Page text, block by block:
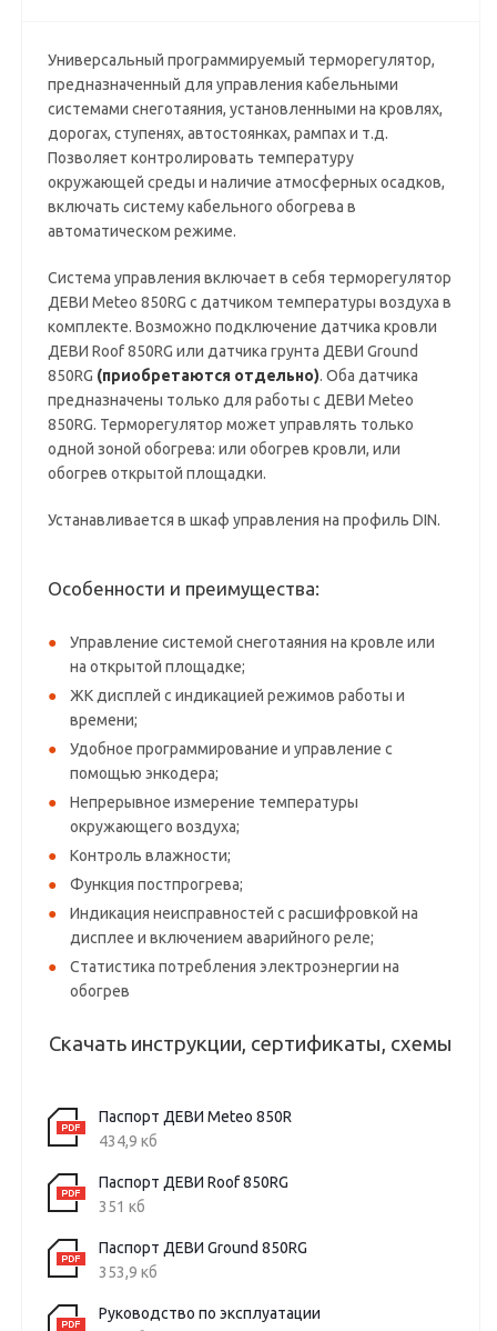
Универсальный программируемый терморегулятор,
предназначенный для управления кабельными
системами снеготаяния, установленными на кровлях,
дорогах, ступенях, автостоянках, рампах и т.д.
Позволяет контролировать температуру
окружающей среды и наличие атмосферных осадков,
включать систему кабельного обогрева в
автоматическом режиме.
Система управления включает в себя терморегулятор
ДЕВИ Meteo 850RG с датчиком температуры воздуха в
комплекте. Возможно подключение датчика кровли
ДЕВИ Roof 850RG или датчика грунта ДЕВИ Ground
850RG (приобретаются отдельно). Оба датчика
предназначены только для работы с ДЕВИ Meteo
850RG. Терморегулятор может управлять только
одной зоной обогрева: или обогрев кровли, или
обогрев открытой площадки.
Устанавливается в шкаф управления на профиль DIN.
Особенности и преимущества:
Управление системой снеготаяния на кровле или
на открытой площадке;
ЖК дисплей с индикацией режимов работы и
времени;
Удобное программирование и управление с
помощью энкодера;
Непрерывное измерение температуры
окружающего воздуха;
Контроль влажности;
Функция постпрогрева;
Индикация неисправностей с расшифровкой на
дисплее и включением аварийного реле;
Статистика потребления электроэнергии на
обогрев
Скачать инструкции, сертификаты, схемы
Паспорт ДЕВИ Meteo 850R
434,9 кб
Паспорт ДЕВИ Roof 850RG
351 кб
Паспорт ДЕВИ Ground 850RG
353,9 кб
Руководство по эксплуатации